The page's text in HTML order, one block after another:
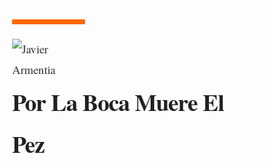
Por La Boca Muere El
Pez